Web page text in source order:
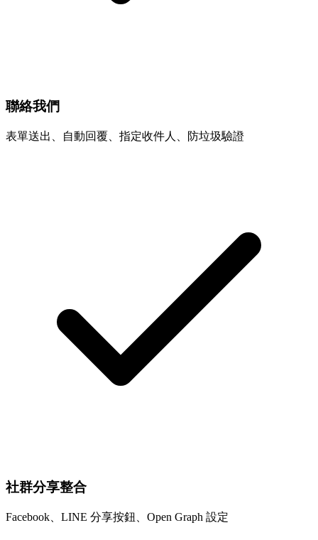
聯絡我們
表單送出、自動回覆、指定收件人、防垃圾驗證
社群分享整合
Facebook、LINE 分享按鈕、Open Graph 設定